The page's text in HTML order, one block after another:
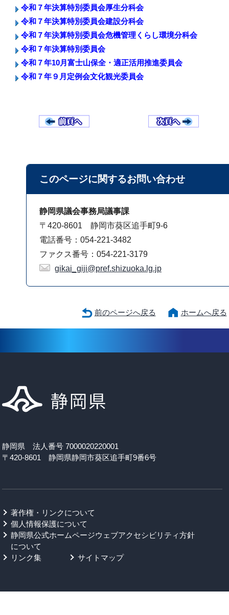
令和７年決算特別委員会厚生分科会
令和７年決算特別委員会建設分科会
令和７年決算特別委員会危機管理くらし環境分科会
令和７年決算特別委員会
令和７年10月富士山保全・適正活用推進委員会
令和７年９月定例会文化観光委員会
このページに関するお問い合わせ
静岡県議会事務局議事課
〒420-8601 静岡市葵区追手町9-6
電話番号：054-221-3482
ファクス番号：054-221-3179
gikai_giji@pref.shizuoka.lg.jp
前のページへ戻る ホームへ戻る
静岡県 法人番号 7000020220001
〒420-8601 静岡県静岡市葵区追手町9番6号
著作権・リンクについて
個人情報保護について
静岡県公式ホームページウェブアクセシビリティ方針
について
リンク集
サイトマップ